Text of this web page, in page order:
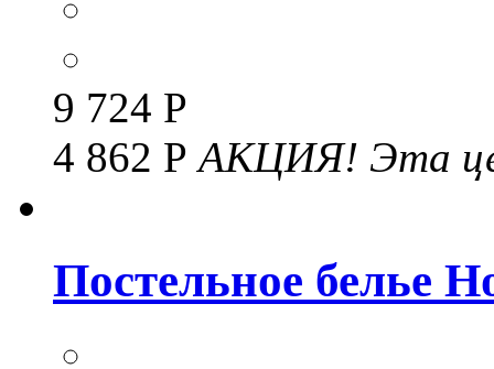
9 724 Р
4 862 РАКЦИЯ! Эта
Постельное белье